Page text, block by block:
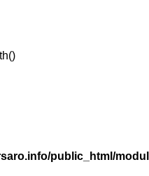
public_html/